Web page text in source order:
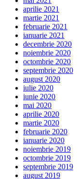
aprilie 2021
martie 2021
februarie 2021
ianuarie 2021
decembrie 2020
noiembrie 2020
octombrie 2020
septembrie 2020
august 2020
iulie 2020
iunie 2020
mai 2020
aprilie 2020
martie 2020
februarie 2020
ianuarie 2020
noiembrie 2019
octombrie 2019
septembrie 2019
august 2019